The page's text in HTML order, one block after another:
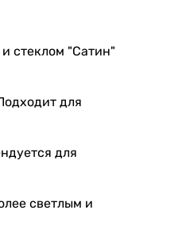
стеклом "Сатин"
для
для
светлым и